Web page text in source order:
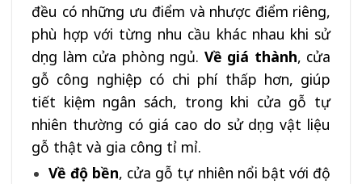
đều có những ưu điểm và nhược điểm riêng,
phù hợp với từng nhu cầu khác nhau khi sử
dụng làm cửa phòng ngủ. Về giá thành, cửa
gỗ công nghiệp có chi phí thấp hơn, giúp
tiết kiệm ngân sách, trong khi cửa gỗ tự
nhiên thường có giá cao do sử dụng vật liệu
gỗ thật và gia công tỉ mỉ.
Về độ bền, cửa gỗ tự nhiên nổi bật với độ